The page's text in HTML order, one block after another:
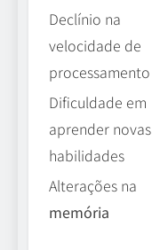
Declínio na
velocidade de
processamento
Dificuldade em
aprender novas
habilidades
Alterações na
memória